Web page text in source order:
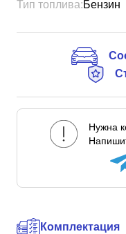
Тип топлива:Бензин
Нужна
Комплектация